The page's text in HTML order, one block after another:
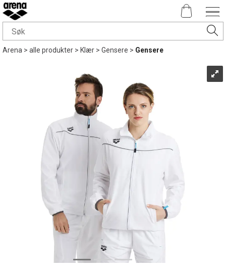
Arena>alle produkter>Klær>Gensere>Gensere